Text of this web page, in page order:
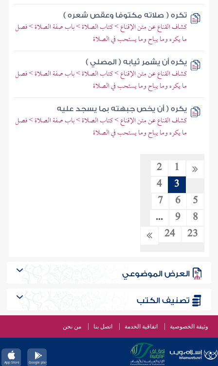
تكره ( صلاته مكتوفا وعقص شعره )
كشاف القناع عن متن الإقناع > كتاب الصلاة > باب صفة الصلاة > فصل
ما يكره وما يباح وما يستحب في الصلاة
يكره أن يشمر ثيابه ( المصلي )
كشاف القناع عن متن الإقناع > كتاب الصلاة > باب صفة الصلاة > فصل
ما يكره وما يباح وما يستحب في الصلاة
يكره ( أن يخص جبهته بما يسجد عليه
كشاف القناع عن متن الإقناع > كتاب الصلاة > باب صفة الصلاة > فصل
ما يكره وما يباح وما يستحب في الصلاة
1
2
3
4
5
6
7
8
9
...
23
24
العرض الموضوعي
تصنيف الكتب
وثيقة الخصوصية اتفاقية الخدمة اتصل بنا من نحن